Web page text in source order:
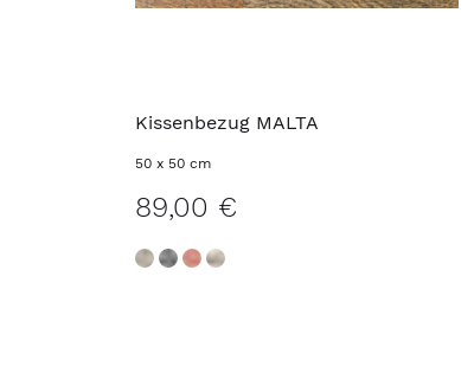
Kissenbezug MALTA
50 x 50 cm
89,00 €